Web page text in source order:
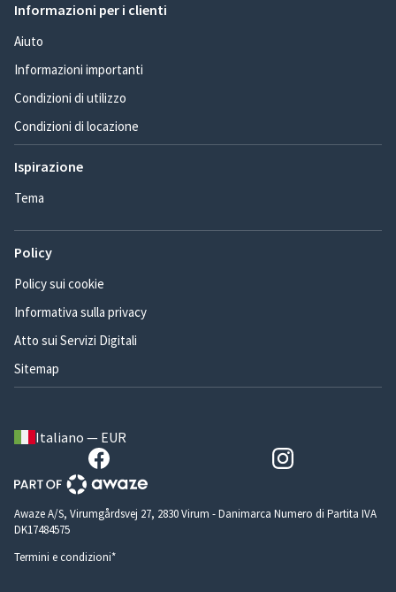
Informazioni per i clienti
Aiuto
Informazioni importanti
Condizioni di utilizzo
Condizioni di locazione
Ispirazione
Tema
Policy
Policy sui cookie
Informativa sulla privacy
Atto sui Servizi Digitali
Sitemap
Italiano — EUR
Awaze A/S, Virumgårdsvej 27, 2830 Virum - Danimarca Numero di Partita IVA
DK17484575
Termini e condizioni*